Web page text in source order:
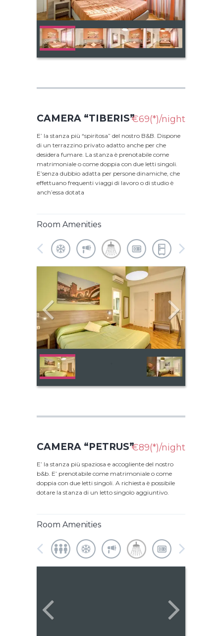
CAMERA “TIBERIS”€69(*)/night
E’ la stanza più “spiritosa” del nostro B&B. Dispone
di un terrazzino privato adatto anche per che
desidera fumare. La stanza è prenotabile come
matrimoniale o come doppia con due letti singoli.
E’senza dubbio adatta per persone dinamiche, che
effettuano frequenti viaggi di lavoro o di studio è
anch’essa dotata
Room Amenities
CAMERA “PETRUS”€89(*)/night
E’ la stanza più spaziosa e accogliente del nostro
b&b. E’ prenotabile come matrimoniale o come
doppia con due letti singoli. A richiesta è possibile
dotare la stanza di un letto singolo aggiuntivo.
Room Amenities